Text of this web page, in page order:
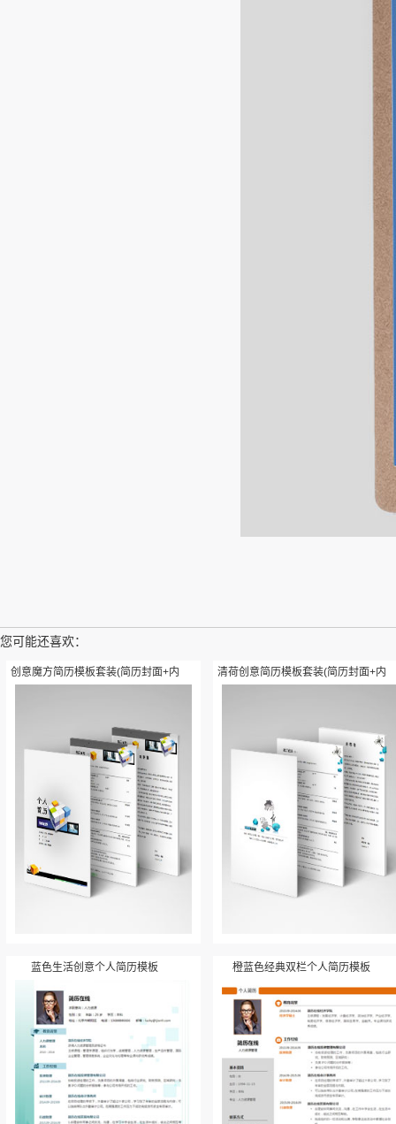
您可能还喜欢：
创意魔方简历模板套装(简历封面+内
清荷创意简历模板套装(简历封面+内
蓝色生活创意个人简历模板 橙蓝色经典双栏个人简历模板